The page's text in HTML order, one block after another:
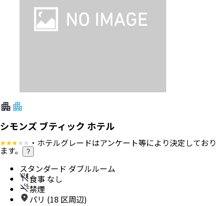
シモンズ ブティック ホテル
・ホテルグレードはアンケート等により決定しており
ます。 ?
スタンダード ダブルルーム
食事 なし
禁煙
パリ (18 区周辺)